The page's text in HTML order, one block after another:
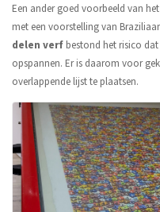
Een ander goed voorbeeld van
met een voorstelling van
delen verfbestond het risico
opspannen. Er is daarom voor
overlappende lijst te plaatsen.